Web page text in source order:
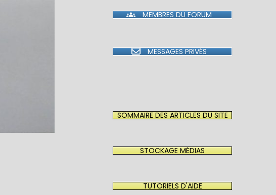
MEMBRES DU FORUM
MESSAGES PRIVÉS
SOMMAIRE DES ARTICLES DU SITE
STOCKAGE MÉDIAS
TUTORIELS D'AIDE